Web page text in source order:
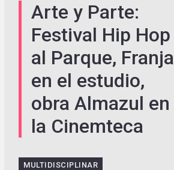
Arte y Parte:
Festival Hip Hop
al Parque, Franja
en el estudio,
obra Almazul en
la Cinemteca
MULTIDISCIPLINAR